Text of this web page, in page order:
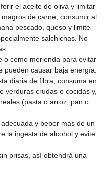
el aceite de oliva y limitar
de carne, consumir al
pescado, queso y limite
salchichas. No
o como merienda para evitar
pueden causar baja energía.
diaria de fibra; consuma en
verduras crudas o cocidas y,
(pasta o arroz, pan o
y beber más de un
la ingesta de alcohol y evite
prisas, así obtendrá una